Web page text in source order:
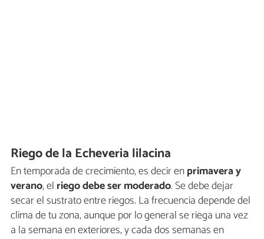
Riego de la Echeveria lilacina
En temporada de crecimiento, es decir enprimavera y
verano, el riego debe ser moderado. Se debe dejar
secar el sustrato entre riegos. La frecuencia depende del
clima de tu zona, aunque por lo general se riega una vez
a la semana en exteriores, y cada dos semanas en